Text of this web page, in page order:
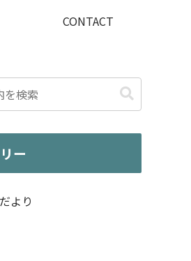
CONTACT
ー
より